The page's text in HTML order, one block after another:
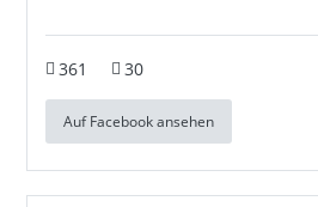
361 30
Auf Facebook ansehen